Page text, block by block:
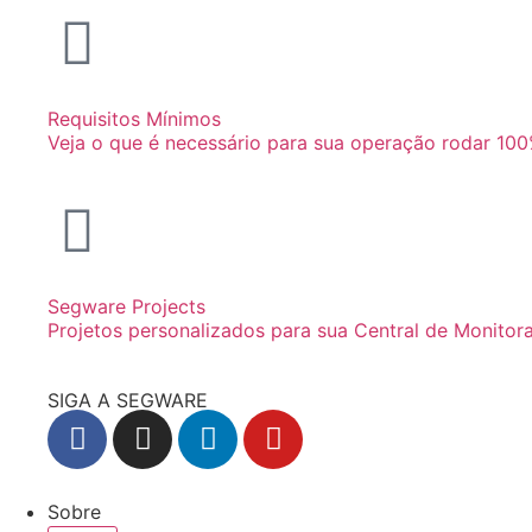
Requisitos Mínimos
Veja o que é necessário para sua operação rodar
Segware Projects
Projetos personalizados para sua Central de
SIGA A SEGWARE
Sobre